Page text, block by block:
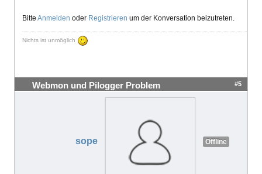
Bitte Anmelden oder Registrieren um der Konversation beizutreten.
Nichts ist unmöglich
Webmon und Pilogger Problem #5
sope Offline